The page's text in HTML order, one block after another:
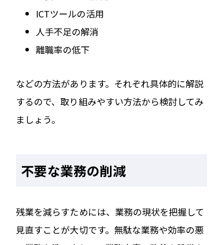
ICTツールの活用
人手不足の解消
離職率の低下
などの方法があります。それぞれ具体的に解説
するので、取り組みやすい方法から検討してみ
ましょう。
不要な業務の削減
残業を減らすためには、業務の現状を把握して
見直すことが大切です。無駄な業務や効率の悪